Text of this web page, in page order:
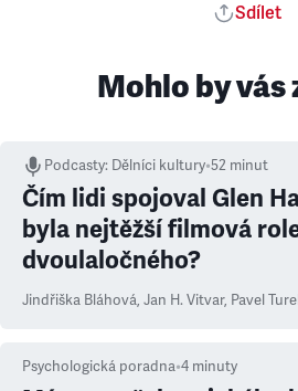
Sdílet
Mohlo by vás
Podcasty: Dělníci kultury•52 minut
Čím lidi spojoval Glen
byla nejtěžší filmová
dvoulaločného?
Jindřiška Bláhová, Jan H. Vitvar, Pavel
Psychologická poradna•4 minuty